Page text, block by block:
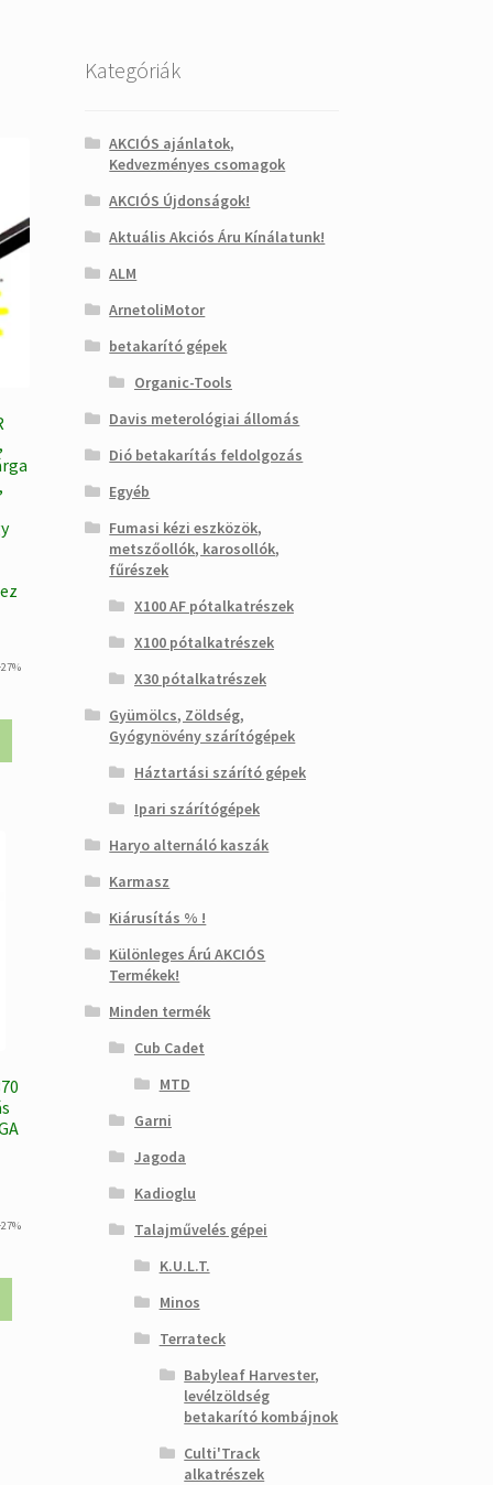
Kategóriák
AKCIÓS ajánlatok,
Kedvezményes csomagok
AKCIÓS Újdonságok!
Aktuális Akciós Áru Kínálatunk!
ALM
ArnetoliMotor
betakarító gépek
Organic-Tools
Davis meterológiai állomás
Dió betakarítás feldolgozás
Egyéb
Fumasi kézi eszközök,
metszőollók, karosollók,
fűrészek
X100 AF pótalkatrészek
X100 pótalkatrészek
X30 pótalkatrészek
Gyümölcs, Zöldség,
Gyógynövény szárítógépek
Háztartási szárító gépek
Ipari szárítógépek
Haryo alternáló kaszák
Karmasz
Kiárusítás % !
Különleges Árú AKCIÓS
Termékek!
Minden termék
Cub Cadet
MTD
Garni
Jagoda
Kadioglu
Talajművelés gépei
K.U.L.T.
Minos
Terrateck
Babyleaf Harvester,
levélzöldség
betakarító kombájnok
Culti'Track
alkatrészek